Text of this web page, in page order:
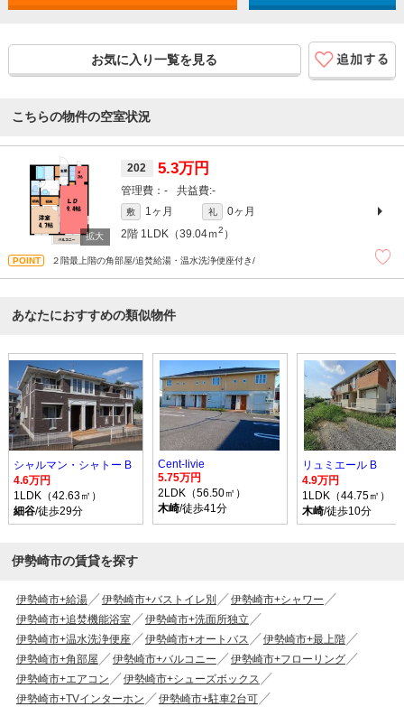
お気に入り一覧を見る
こちらの物件の空室状況
202 5.3万円
- -
敷 1ヶ月 礼
0ヶ月
2階 1LDK（39.04ｍ2 ）
２階最上階の角部屋/追焚給湯・温水洗浄便座付き/
あなたにおすすめの類似物件
シャルマン・シャトー B
4.6万円
1LDK（42.63㎡）
細谷/徒歩29分
Cent-livie
5.75万円
2LDK（56.50㎡）
木崎/徒歩41分
リュミエール B
4.9万円
1LDK（44.75㎡）
木崎/徒歩10分
伊勢崎市の賃貸を探す
伊勢崎市+給湯 伊勢崎市+バストイレ別
伊勢崎市+シャワー
伊勢崎市+追焚機能浴室
伊勢崎市+洗面所独立
伊勢崎市+温水洗浄便座
伊勢崎市+オートバス
伊勢崎市+最上階
伊勢崎市+角部屋
伊勢崎市+バルコニー
伊勢崎市+フローリング
伊勢崎市+エアコン
伊勢崎市+シューズボックス
伊勢崎市+TVインターホン
伊勢崎市+駐車2台可